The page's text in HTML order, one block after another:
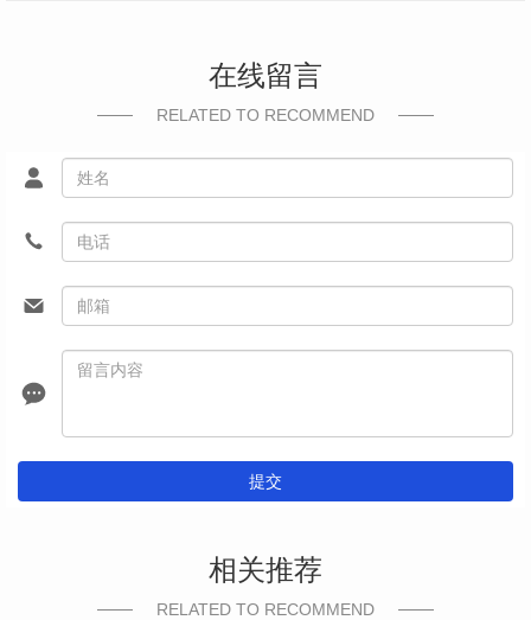
在线留言
RELATED TO RECOMMEND
提交
相关推荐
RELATED TO RECOMMEND